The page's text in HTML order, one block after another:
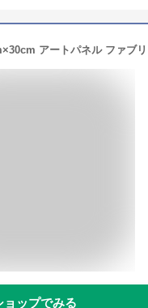
ョップでみる